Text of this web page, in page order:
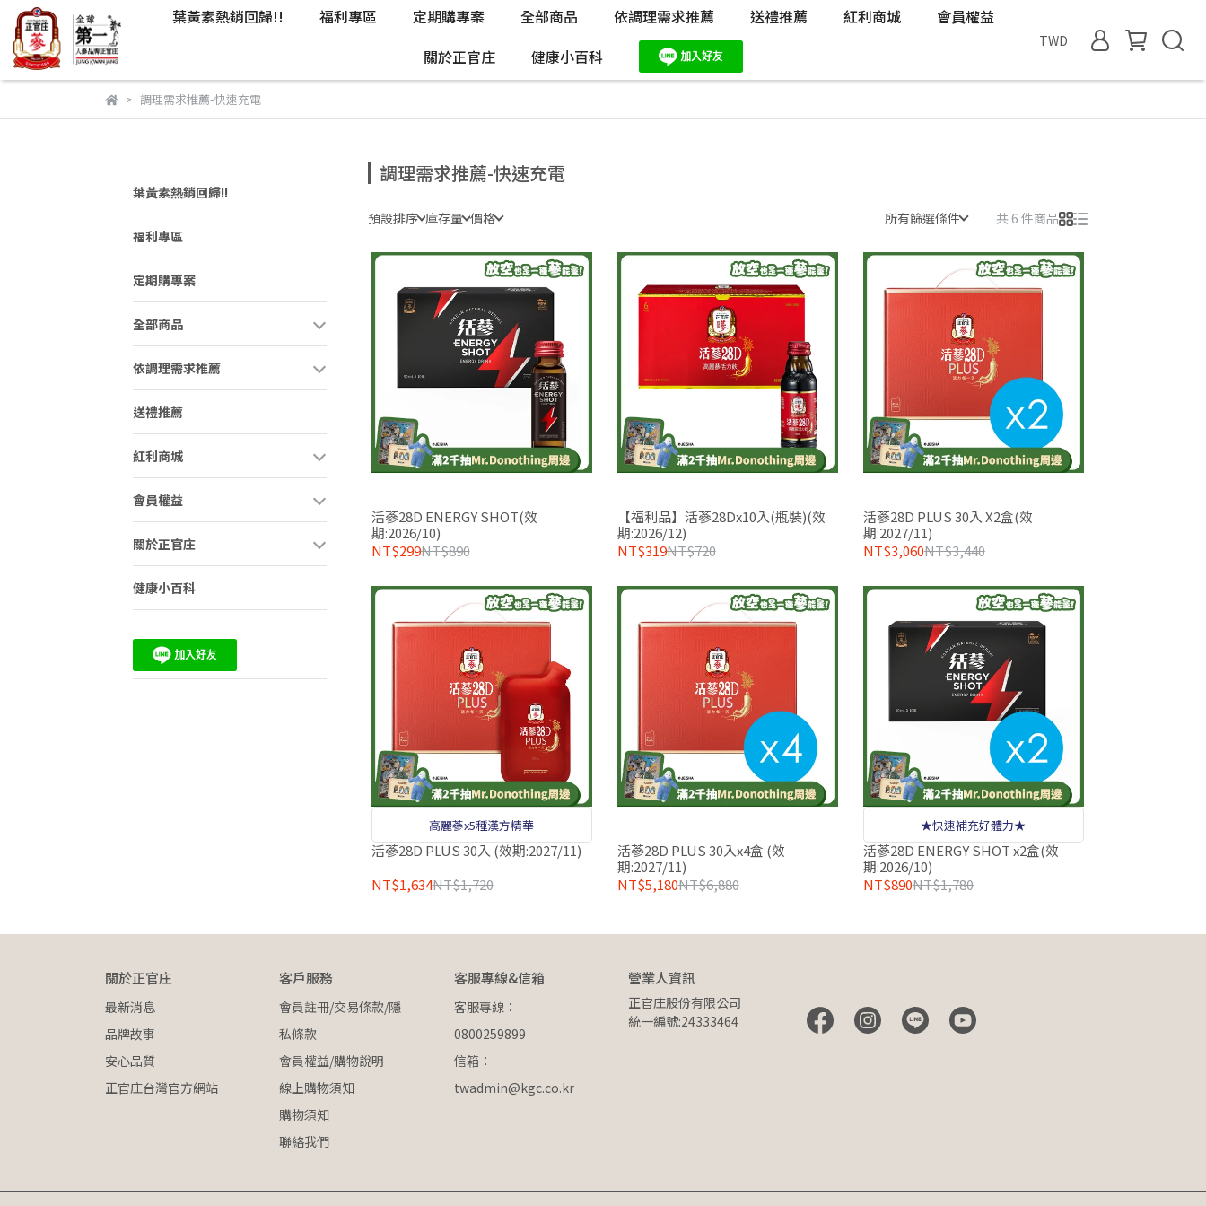
葉黃素熱銷回歸!! 福利專區 定期購專案 全部商品 依調理需求推薦 送禮推薦 紅利商城
會員權益
關於正官庄
健康小百科
TWD
調理需求推薦-快速充電
葉黃素熱銷回歸!!
福利專區
定期購專案
全部商品
依調理需求推薦
送禮推薦
紅利商城
會員權益
關於正官庄
健康小百科
調理需求推薦-快速充電
預設排序 庫存量 價格 所有篩選條件 共 6 件商品
活蔘28D ENERGY SHOT(效
期:2026/10)
NT$299NT$890
【福利品】活蔘28Dx10入(瓶裝)(效
期:2026/12)
NT$319NT$720
活蔘28D PLUS 30入 X2盒(效
期:2027/11)
NT$3,060NT$3,440
高麗蔘x5種漢方精華
活蔘28D PLUS 30入 (效期:2027/11)
NT$1,634NT$1,720
活蔘28D PLUS 30入x4盒 (效
期:2027/11)
NT$5,180NT$6,880
★快速補充好體力★
活蔘28D ENERGY SHOT x2盒(效
期:2026/10)
NT$890NT$1,780
關於正官庄
最新消息
品牌故事
安心品質
正官庄台灣官方網站
客戶服務
會員註冊/交易條款/隱
私條款
會員權益/購物說明
線上購物須知
購物須知
聯絡我們
客服專線&信箱
客服專線：
0800259899
信箱：
twadmin@kgc.co.kr
營業人資訊
正官庄股份有限公司
統一編號:24333464